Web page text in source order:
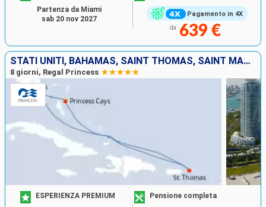
Pagamento in 4X
da 639 €
Partenza da Miami
sab 20 nov 2027
STATI UNITI, BAHAMAS, SAINT THOMAS, SAINT MARTIN
8 giorni, Regal Princess
ESPERIENZA PREMIUM Pensione completa